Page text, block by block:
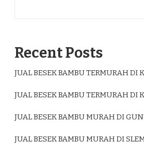
Recent Posts
JUAL BESEK BAMBU TERMURAH DI
JUAL BESEK BAMBU TERMURAH DI
JUAL BESEK BAMBU MURAH DI
JUAL BESEK BAMBU MURAH DI